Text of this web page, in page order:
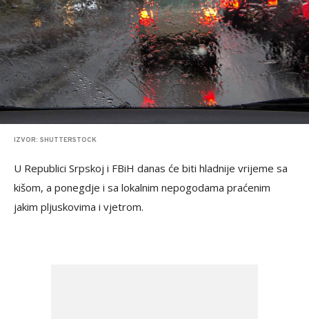
IZVOR: SHUTTERSTOCK
U Republici Srpskoj i FBiH danas će biti hladnije vrijeme sa
kišom, a ponegdje i sa lokalnim nepogodama praćenim
jakim pljuskovima i vjetrom.